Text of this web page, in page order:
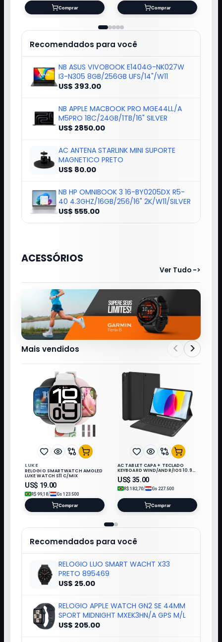
Comprar Comprar
Recomendados para você
NB ASUS VIVOBOOK E1404G-NK027W
I3-N305 8GB/256GB UFS/14"/W11
US$ 393.00
NB APPLE MACBOOK PRO MGE44LL/A
M5PRO 18C/24GB/1TB/16" SILVER
US$ 2850.00
AC ANTENA STARLINK MINI SUPORTE
MAGNETICO PRETO
US$ 80.00
NB HP OMNIBOOK 3 16-BY0205DX R5-
40 4.3GHZ/16GB/256/16" 2K/W11/SILVER
US$ 555.00
ACESSÓRIOS
Ver Tudo ->
Mais vendidos < >
LUKE
RELOGIO SMARTWATCH AMOLED
LUKE WATCH S11 C/MIX
US$ 19.00
R$ 99,18/ Gs 123.500
Comprar
AC TABLET CAPA + TECLADO
KEYBOARD WIND/ANDR/IOS 10.9"
PRETO*
US$ 35.00
R$ 182,70/ Gs 227.500
Comprar
Recomendados para você
RELOGIO LUO SMART WACHT X33
PRETO 895469
US$ 25.00
RELOGIO APPLE WATCH GN2 SE 44MM
SPORT MIDNIGHT MXEK3HN/A GPS M/L
US$ 205.00